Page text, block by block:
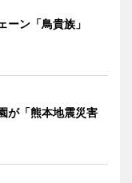
ーン「鳥貴族」
が「熊本地震災害